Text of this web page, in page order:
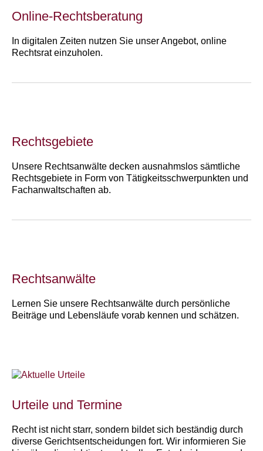
Online-Rechtsberatung
In digitalen Zeiten nutzen Sie unser Angebot, online
Rechtsrat einzuholen.
Rechtsgebiete
Unsere Rechtsanwälte decken ausnahmslos sämtliche
Rechtsgebiete in Form von Tätigkeitsschwerpunkten und
Fachanwaltschaften ab.
Rechtsanwälte
Lernen Sie unsere Rechtsanwälte durch persönliche
Beiträge und Lebensläufe vorab kennen und schätzen.
Urteile und Termine
Recht ist nicht starr, sondern bildet sich beständig durch
diverse Gerichtsentscheidungen fort. Wir informieren Sie